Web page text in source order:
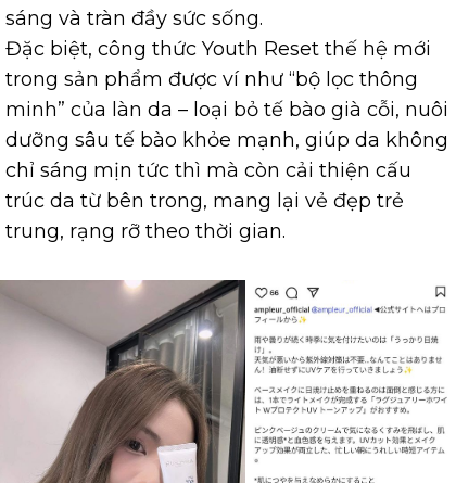
sáng và tràn đầy sức sống.
Đặc biệt, công thức Youth Reset thế hệ mới
trong sản phẩm được ví như “bộ lọc thông
minh” của làn da – loại bỏ tế bào già cỗi, nuôi
dưỡng sâu tế bào khỏe mạnh, giúp da không
chỉ sáng mịn tức thì mà còn cải thiện cấu
trúc da từ bên trong, mang lại vẻ đẹp trẻ
trung, rạng rỡ theo thời gian.